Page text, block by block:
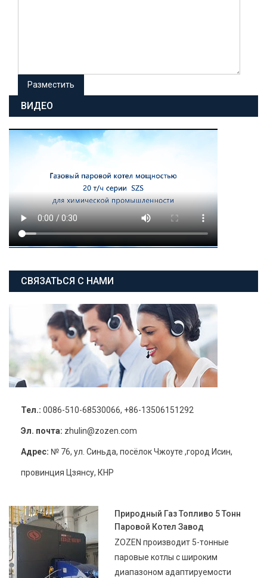
ВИДЕО
СВЯЗАТЬСЯ С НАМИ
Тел.: 0086-510-68530066, +86-13506151292
Эл. почта: zhulin@zozen.com
Адрес: № 76, ул. Синьда, посёлок Чжоуте ,город Исин,
провинция Цзянсу, КНР
Природный Газ Топливо 5 Тонн
Паровой Котел Завод
ZOZEN производит 5-тонные
паровые котлы с широким
диапазоном адаптируемости